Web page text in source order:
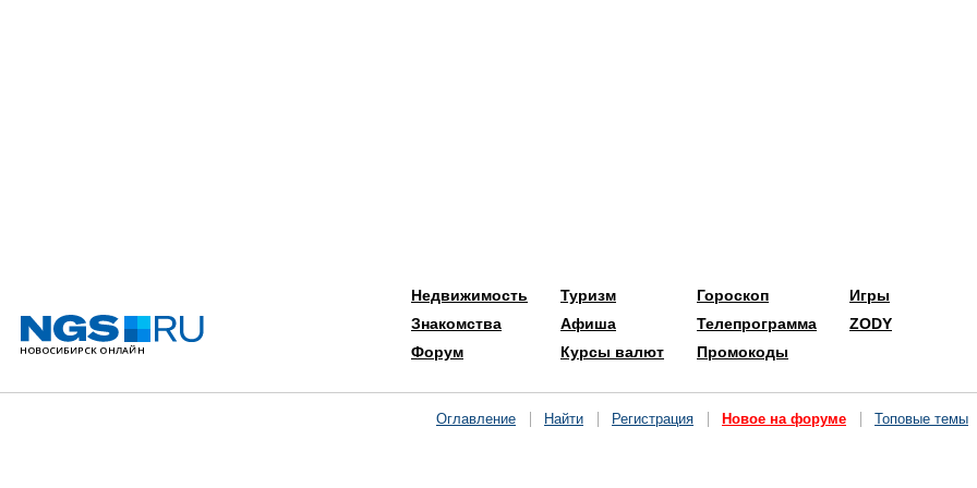
Недвижимость
Знакомства
Форум
Туризм
Афиша
Курсы валют
Гороскоп
Телепрограмма
Промокоды
Игры
ZODY
Оглавление Найти Регистрация Новое на форуме Топовые темы